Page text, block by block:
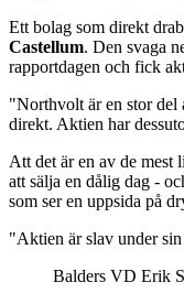
Ett bolag som direkt
Castellum. Den svaga
rapportdagen och fick
"Northvolt är en stor del
direkt. Aktien har
Att det är en av de mest
att sälja en dålig dag -
som ser en uppsida på
"Aktien är slav under
Balders VD Erik